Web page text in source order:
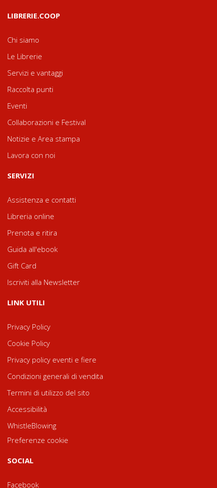
LIBRERIE.COOP
Chi siamo
Le Librerie
Servizi e vantaggi
Raccolta punti
Eventi
Collaborazioni e Festival
Notizie e Area stampa
Lavora con noi
SERVIZI
Assistenza e contatti
Libreria online
Prenota e ritira
Guida all'ebook
Gift Card
Iscriviti alla Newsletter
LINK UTILI
Privacy Policy
Cookie Policy
Privacy policy eventi e fiere
Condizioni generali di vendita
Termini di utilizzo del sito
Accessibilità
WhistleBlowing
Preferenze cookie
SOCIAL
Facebook